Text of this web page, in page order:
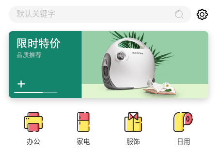
默认关键字
办公 家电 服饰 日用